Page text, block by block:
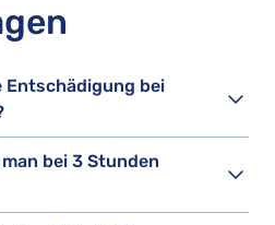
Entschädigung bei
bei 3 Stunden